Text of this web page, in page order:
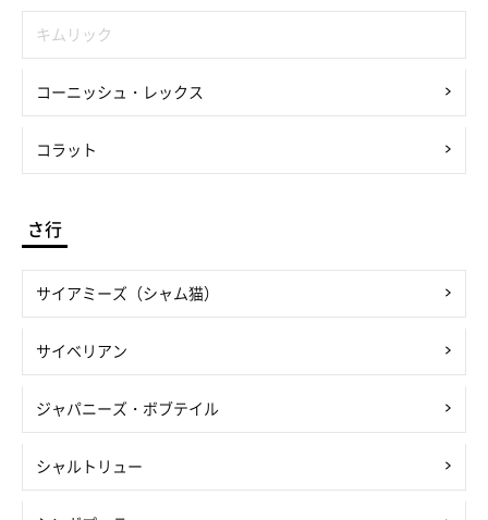
キムリック
コーニッシュ・レックス
コラット
さ行
サイアミーズ（シャム猫）
サイベリアン
ジャパニーズ・ボブテイル
シャルトリュー